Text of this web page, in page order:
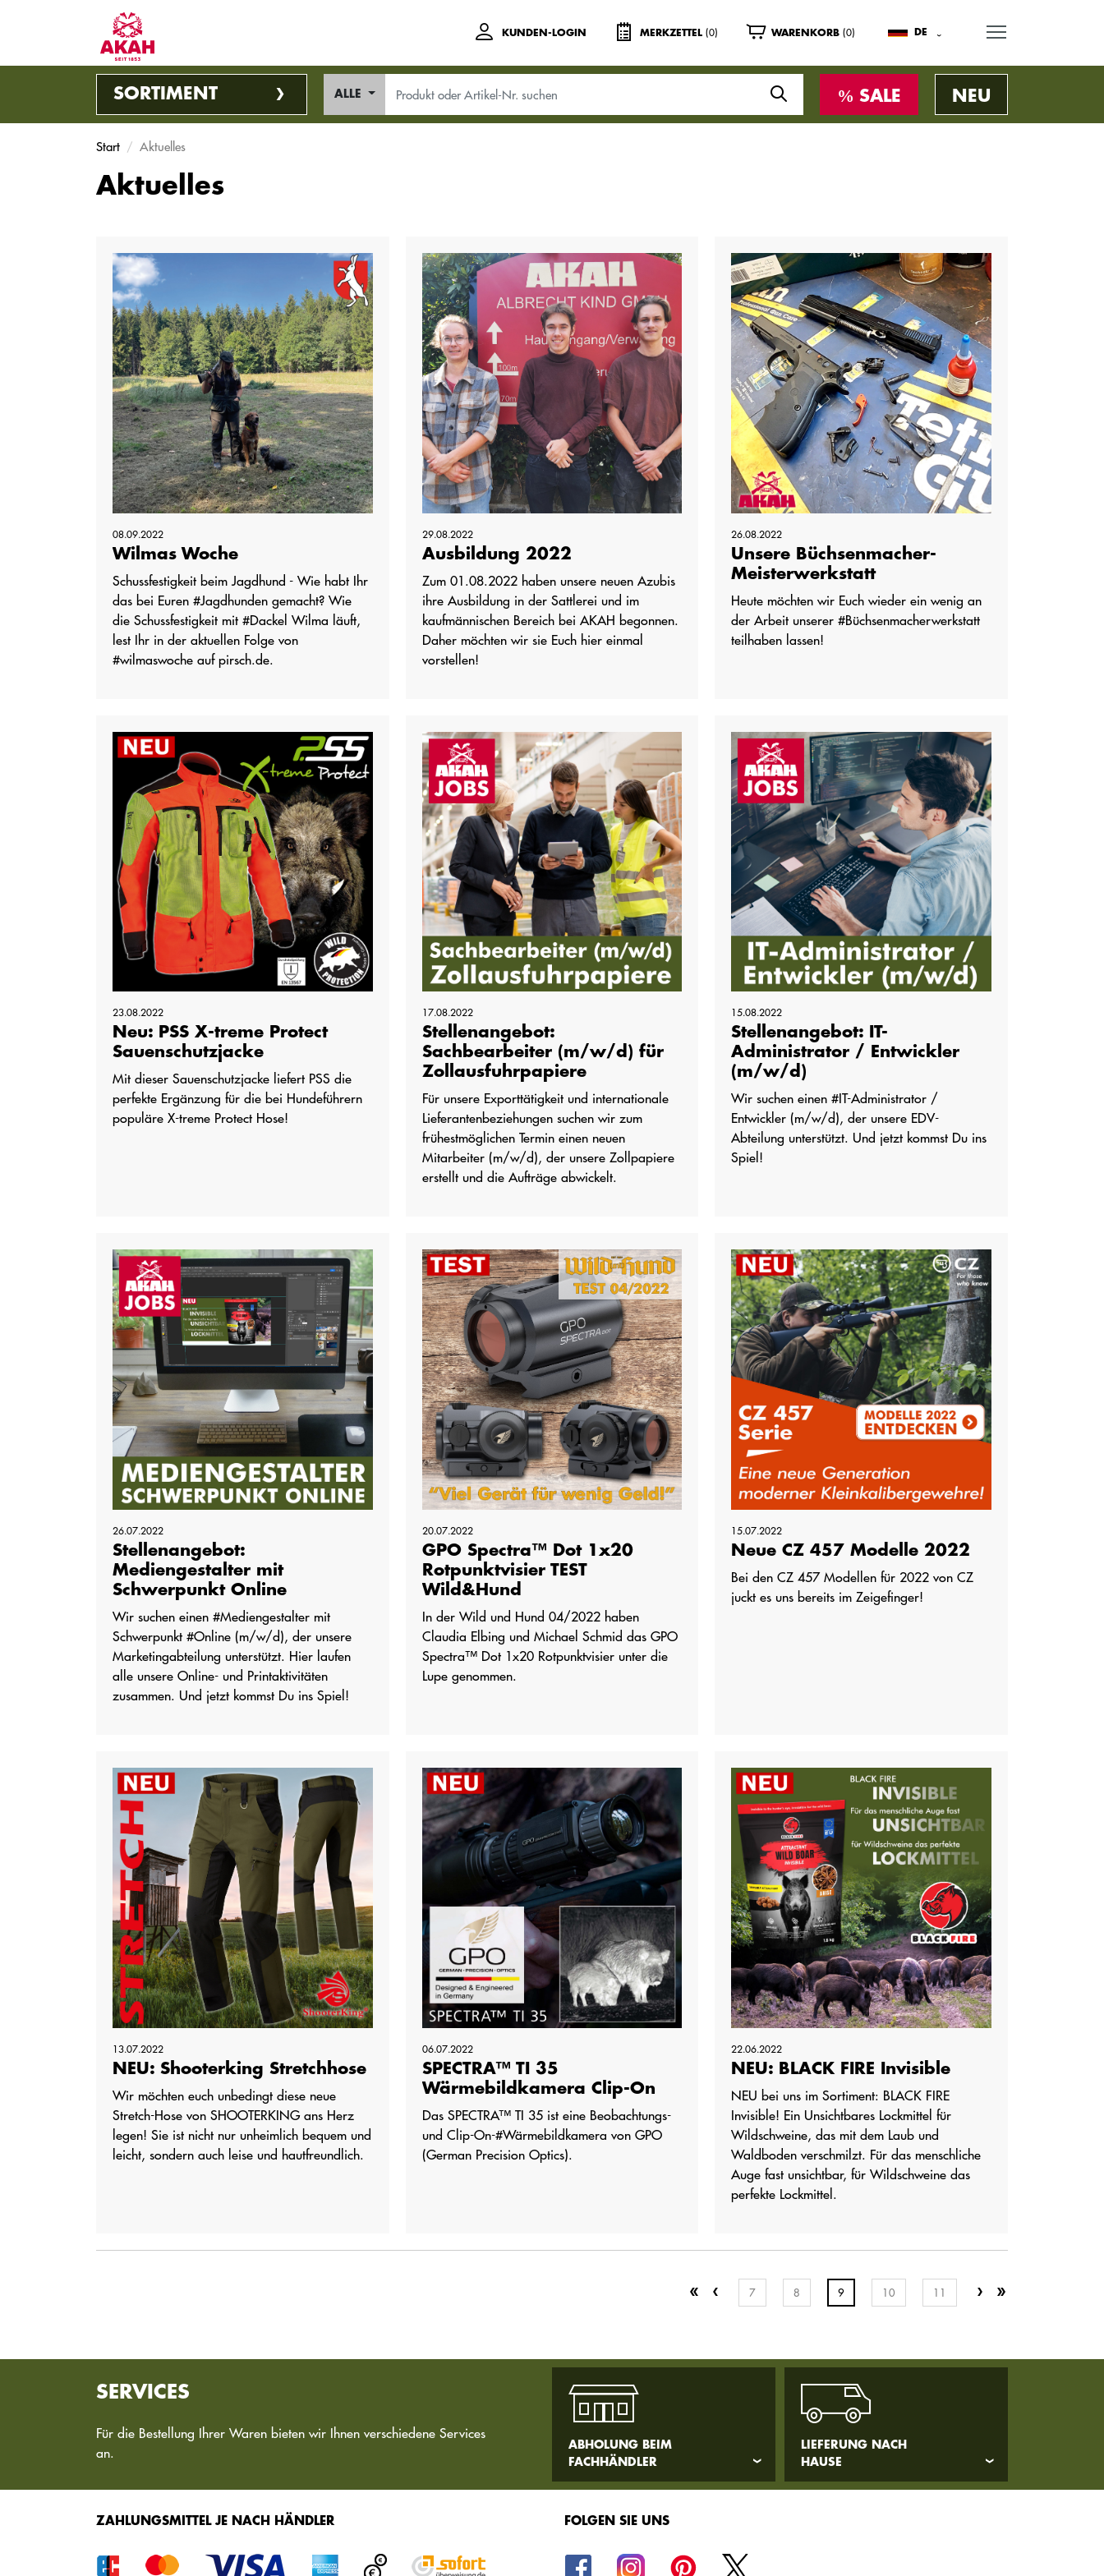
KUNDEN-LOGIN MERKZETTEL (0) WARENKORB (0) DE
SORTIMENT ALLE SALE NEU
Start Aktuelles
Aktuelles
08.09.2022
Wilmas Woche
Schussfestigkeit beim Jagdhund - Wie habt Ihr
das bei Euren #Jagdhunden gemacht? Wie
die Schussfestigkeit mit #Dackel Wilma läuft,
lest Ihr in der aktuellen Folge von
#wilmaswoche auf pirsch.de.
29.08.2022
Ausbildung 2022
Zum 01.08.2022 haben unsere neuen Azubis
ihre Ausbildung in der Sattlerei und im
kaufmännischen Bereich bei AKAH begonnen.
Daher möchten wir sie Euch hier einmal
vorstellen!
26.08.2022
Unsere Büchsenmacher-
Meisterwerkstatt
Heute möchten wir Euch wieder ein wenig an
der Arbeit unserer #Büchsenmacherwerkstatt
teilhaben lassen!
23.08.2022
Neu: PSS X-treme Protect
Sauenschutzjacke
Mit dieser Sauenschutzjacke liefert PSS die
perfekte Ergänzung für die bei Hundeführern
populäre X-treme Protect Hose!
17.08.2022
Stellenangebot:
Sachbearbeiter (m/w/d) für
Zollausfuhrpapiere
Für unsere Exporttätigkeit und internationale
Lieferantenbeziehungen suchen wir zum
frühestmöglichen Termin einen neuen
Mitarbeiter (m/w/d), der unsere Zollpapiere
erstellt und die Aufträge abwickelt.
15.08.2022
Stellenangebot: IT-
Administrator / Entwickler
(m/w/d)
Wir suchen einen #IT-Administrator /
Entwickler (m/w/d), der unsere EDV-
Abteilung unterstützt. Und jetzt kommst Du ins
Spiel!
26.07.2022
Stellenangebot:
Mediengestalter mit
Schwerpunkt Online
Wir suchen einen #Mediengestalter mit
Schwerpunkt #Online (m/w/d), der unsere
Marketingabteilung unterstützt. Hier laufen
alle unsere Online- und Printaktivitäten
zusammen. Und jetzt kommst Du ins Spiel!
20.07.2022
GPO Spectra™ Dot 1x20
Rotpunktvisier TEST
Wild&Hund
In der Wild und Hund 04/2022 haben
Claudia Elbing und Michael Schmid das GPO
Spectra™ Dot 1x20 Rotpunktvisier unter die
Lupe genommen.
15.07.2022
Neue CZ 457 Modelle 2022
Bei den CZ 457 Modellen für 2022 von CZ
juckt es uns bereits im Zeigefinger!
13.07.2022
NEU: Shooterking Stretchhose
Wir möchten euch unbedingt diese neue
Stretch-Hose von SHOOTERKING ans Herz
legen! Sie ist nicht nur unheimlich bequem und
leicht, sondern auch leise und hautfreundlich.
06.07.2022
SPECTRA™ TI 35
Wärmebildkamera Clip-On
Das SPECTRA™ TI 35 ist eine Beobachtungs-
und Clip-On-#Wärmebildkamera von GPO
(German Precision Optics).
22.06.2022
NEU: BLACK FIRE Invisible
NEU bei uns im Sortiment: BLACK FIRE
Invisible! Ein Unsichtbares Lockmittel für
Wildschweine, das mit dem Laub und
Waldboden verschmilzt. Für das menschliche
Auge fast unsichtbar, für Wildschweine das
perfekte Lockmittel.
7 8 9 10 11
SERVICES
Für die Bestellung Ihrer Waren bieten wir Ihnen verschiedene Services
an.
ABHOLUNG BEIM
FACHHÄNDLER
LIEFERUNG NACH
HAUSE
ZAHLUNGSMITTEL JE NACH HÄNDLER FOLGEN SIE UNS